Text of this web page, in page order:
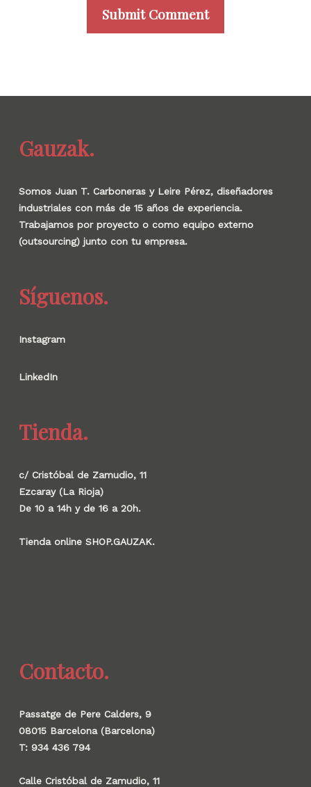
Gauzak.
Somos Juan T. Carboneras y Leire Pérez, diseñadores
industriales con más de 15 años de experiencia.
Trabajamos por proyecto o como equipo externo
(outsourcing) junto con tu empresa.
Síguenos.
Instagram
LinkedIn
Tienda.
c/ Cristóbal de Zamudio, 11
Ezcaray (La Rioja)
De 10 a 14h y de 16 a 20h.
Tienda online SHOP.GAUZAK.
Contacto.
Passatge de Pere Calders, 9
08015 Barcelona (Barcelona)
T: 934 436 794
Calle Cristóbal de Zamudio, 11